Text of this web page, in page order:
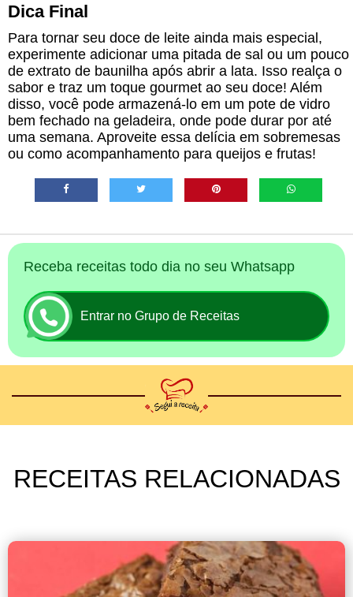
Dica Final
Para tornar seu doce de leite ainda mais especial,
experimente adicionar uma pitada de sal ou um pouco
de extrato de baunilha após abrir a lata. Isso realça o
sabor e traz um toque gourmet ao seu doce! Além
disso, você pode armazená-lo em um pote de vidro
bem fechado na geladeira, onde pode durar por até
uma semana. Aproveite essa delícia em sobremesas
ou como acompanhamento para queijos e frutas!
Receba receitas todo dia no seu Whatsapp
Entrar no Grupo de Receitas
RECEITAS RELACIONADAS